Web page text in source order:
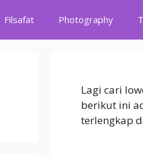
Filsafat Photography
Lagi cari
berikut ini
terlengkap